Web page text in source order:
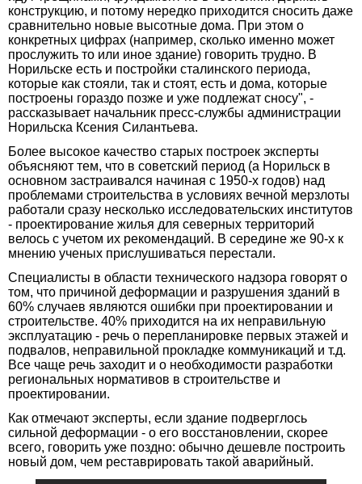
конструкцию, и потому нередко приходится сносить даже
сравнительно новые высотные дома. При этом о
конкретных цифрах (например, сколько именно может
прослужить то или иное здание) говорить трудно. В
Норильске есть и постройки сталинского периода,
которые как стояли, так и стоят, есть и дома, которые
построены гораздо позже и уже подлежат сносу", -
рассказывает начальник пресс-службы администрации
Норильска Ксения Силантьева.
Более высокое качество старых построек эксперты
объясняют тем, что в советский период (а Норильск в
основном застраивался начиная с 1950-х годов) над
проблемами строительства в условиях вечной мерзлоты
работали сразу несколько исследовательских институтов
- проектирование жилья для северных территорий
велось с учетом их рекомендаций. В середине же 90-х к
мнению ученых прислушиваться перестали.
Специалисты в области технического надзора говорят о
том, что причиной деформации и разрушения зданий в
60% случаев являются ошибки при проектировании и
строительстве. 40% приходится на их неправильную
эксплуатацию - речь о перепланировке первых этажей и
подвалов, неправильной прокладке коммуникаций и т.д.
Все чаще речь заходит и о необходимости разработки
региональных нормативов в строительстве и
проектировании.
Как отмечают эксперты, если здание подверглось
сильной деформации - о его восстановлении, скорее
всего, говорить уже поздно: обычно дешевле построить
новый дом, чем реставрировать такой аварийный.